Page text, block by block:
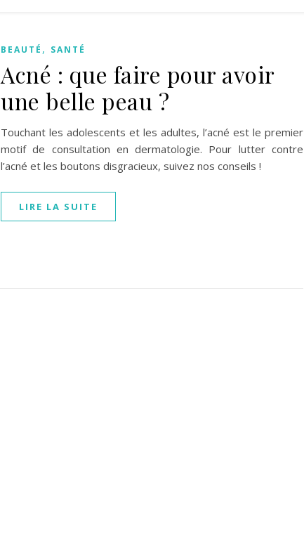
BEAUTÉ , SANTÉ
Acné : que faire pour avoir
une belle peau ?
Touchant les adolescents et les adultes, l’acné est le premier
motif de consultation en dermatologie. Pour lutter contre
l’acné et les boutons disgracieux, suivez nos conseils !
LIRE LA SUITE